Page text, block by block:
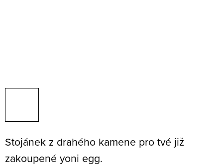
Stojánek z drahého kamene pro tvé již
zakoupené yoni egg.